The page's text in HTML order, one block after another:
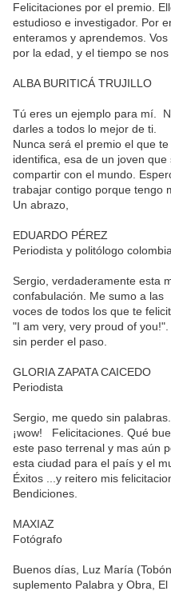
Felicitaciones por el premio.
estudioso e investigador. Por
enteramos y aprendemos.
por la edad, y el tiempo se nos
ALBA BURITICÁ TRUJILLO
Tú eres un ejemplo para mí.
darles a todos lo mejor de ti.
Nunca será el premio el que
identifica, esa de un joven
compartir con el mundo.
trabajar contigo porque tengo
Un abrazo,
EDUARDO PÉREZ
Periodista y politólogo
Sergio, verdaderamente esta
confabulación. Me sumo a las
voces de todos los que te
"I am very, very proud of
sin perder el paso.
GLORIA ZAPATA CAICEDO
Periodista
Sergio, me quedo sin
¡wow! Felicitaciones. Qué
este paso terrenal y mas aún
esta ciudad para el país y el
Éxitos ...y reitero mis
Bendiciones.
MAXIAZ
Fotógrafo
Buenos días, Luz María
suplemento Palabra y Obra, El